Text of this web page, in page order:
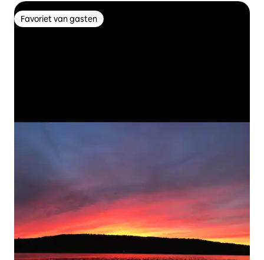
Favoriet van gasten
Favoriet van gasten